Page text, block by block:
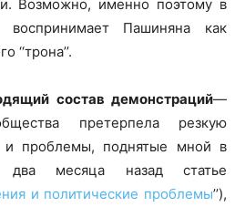
Возможно, именно поэтому в
воспринимает Пашиняна как
состав демонстраций—
претерпела резкую
проблемы, поднятые мной в
два месяца назад статье
и политические проблемы’’),